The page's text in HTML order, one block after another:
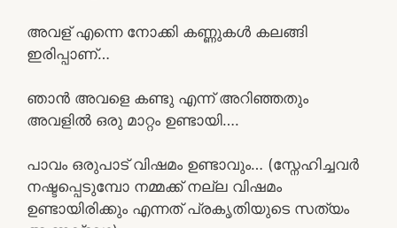
അവള് എന്നെ നോക്കി കണ്ണുകൾ കലങ്ങി
ഇരിപ്പാണ്…
ഞാൻ അവളെ കണ്ടു എന്ന് അറിഞ്ഞതും
അവളിൽ ഒരു മാറ്റം ഉണ്ടായി….
പാവം ഒരുപാട് വിഷമം ഉണ്ടാവും… (സ്നേഹിച്ചവർ
നഷ്ടപ്പെടുമ്പോ നമ്മക്ക് നല്ല വിഷമം
ഉണ്ടായിരിക്കും എന്നത് പ്രകൃതിയുടെ സത്യം